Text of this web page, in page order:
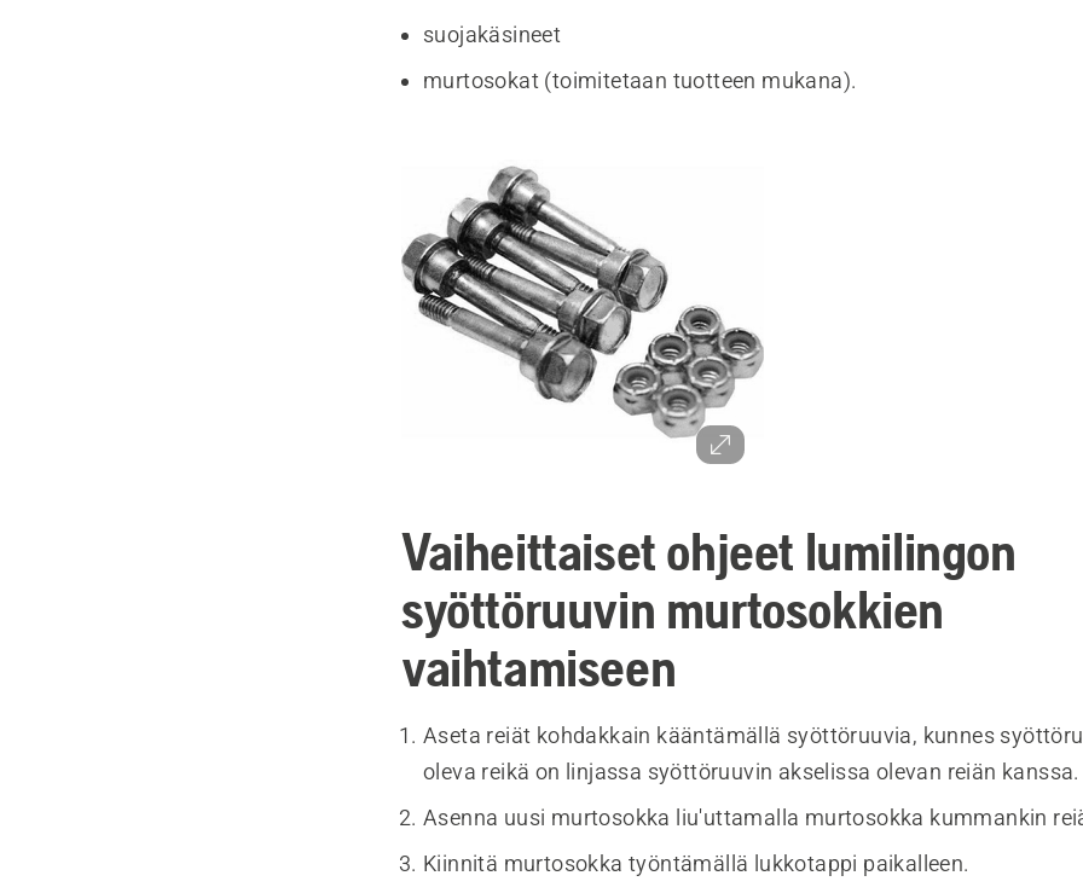
suojakäsineet
murtosokat (toimitetaan tuotteen mukana).
Vaiheittaiset ohjeet lumilingon
syöttöruuvin murtosokkien
vaihtamiseen
Aseta reiät kohdakkain kääntämällä syöttöruuvia, kunnes
oleva reikä on linjassa syöttöruuvin akselissa olevan reiän kanssa.
Asenna uusi murtosokka liu'uttamalla murtosokka kummankin
Kiinnitä murtosokka työntämällä lukkotappi paikalleen.